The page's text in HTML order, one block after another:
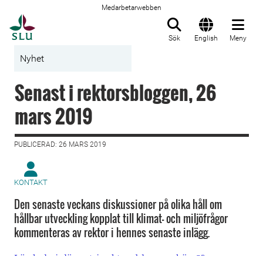
Medarbetarwebben
Sök English Meny
Nyhet
Senast i rektorsbloggen, 26
mars 2019
PUBLICERAD: 26 MARS 2019
KONTAKT
Den senaste veckans diskussioner på olika håll om
hållbar utveckling kopplat till klimat- och miljöfrågor
kommenteras av rektor i hennes senaste inlägg.